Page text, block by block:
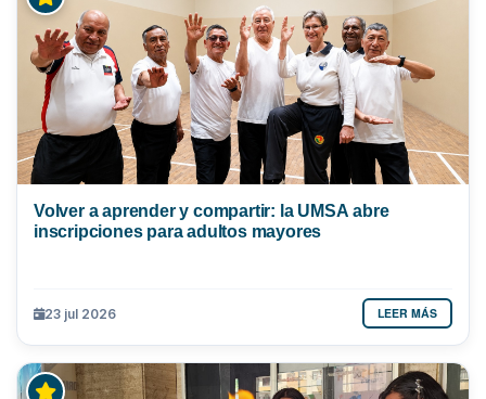
Volver a aprender y compartir: la UMSA abre
inscripciones para adultos mayores
23 jul 2026 LEER MÁS